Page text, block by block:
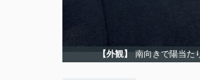
【外観】 南向きで陽当た